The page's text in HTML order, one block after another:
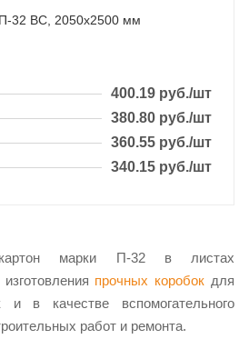
32 BC, 2050х2500 мм
400.19 руб./шт
380.80 руб./шт
360.55 руб./шт
340.15 руб./шт
марки П-32 в листах
прочных коробок для
и в качестве вспомогательного
работ и ремонта.